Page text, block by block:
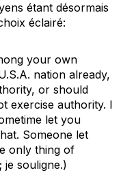
étant désormais
éclairé:
your own
nation already,
or should
exercise authority. I
let you
Someone let
only thing of
je souligne.)